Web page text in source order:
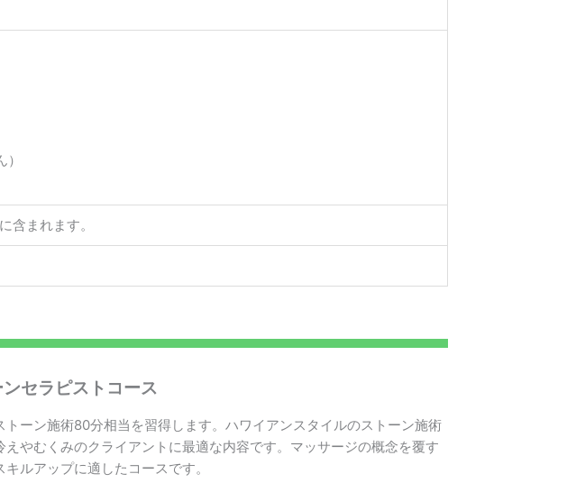
含まれます。
ンセラピストコース
トーン施術80分相当を習得します。ハワイアンスタイルのストーン施術
えやむくみのクライアントに最適な内容です。マッサージの概念を覆す
キルアップに適したコースです。